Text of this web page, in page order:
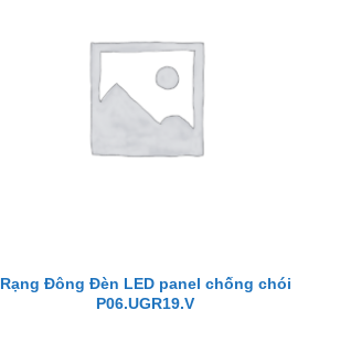
Rạng Đông Đèn LED panel chống chói
P06.UGR19.V